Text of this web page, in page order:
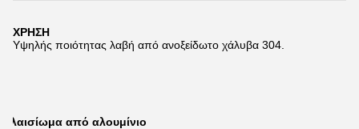
ΧΡΗΣΗ
Υψηλής ποιότητας λαβή από ανοξείδωτο χάλυβα 304.
Πλαισίωμα από αλουμίνιο